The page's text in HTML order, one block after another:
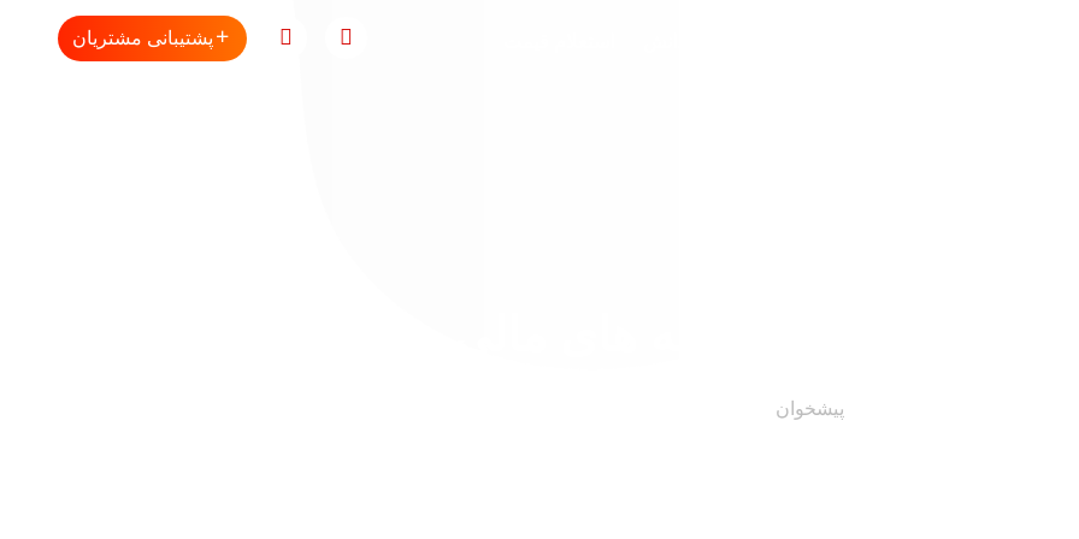
پشتیبانی مشتریان
پیشخوان